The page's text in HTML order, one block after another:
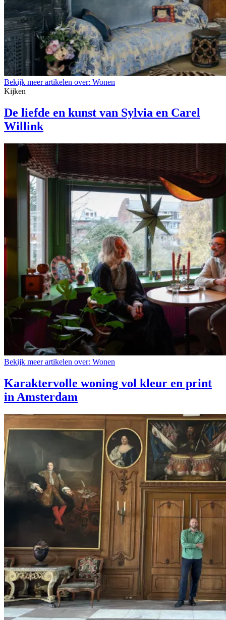
Bekijk meer artikelen over: Wonen
Kijken
De liefde en kunst van Sylvia en Carel
Willink
Bekijk meer artikelen over: Wonen
Karaktervolle woning vol kleur en print
in Amsterdam